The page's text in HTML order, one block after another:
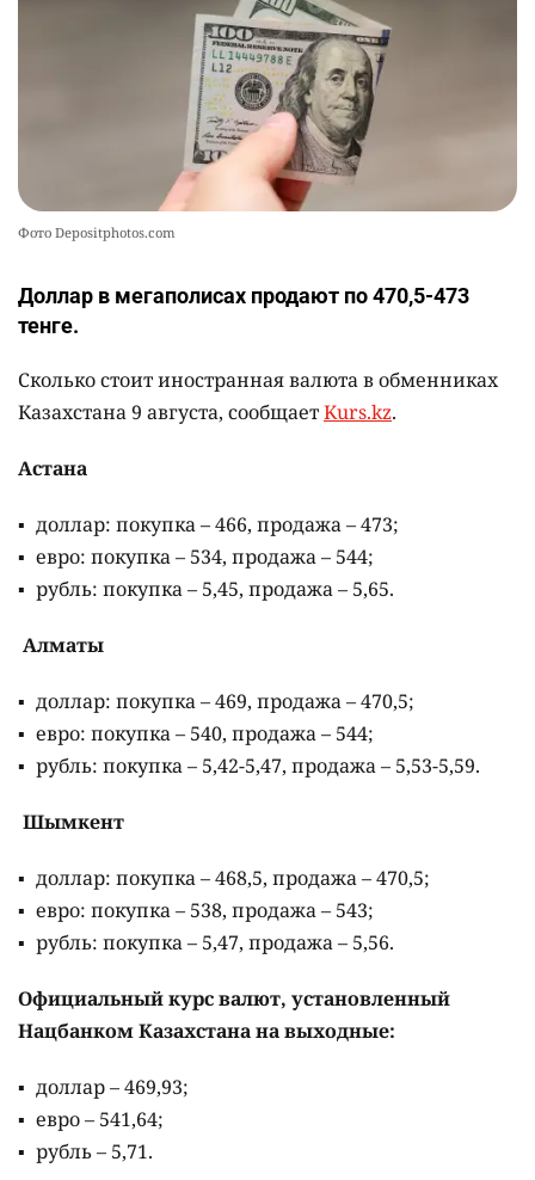
Жителя Костанайской области осудили за
установку Sim-Box
0 25
Фото Depositphotos.com
Доллар в мегаполисах продают по 470,5-473
тенге.
Сколько стоит иностранная валюта в обменниках
Казахстана 9 августа, сообщаетKurs.kz.
Астана
доллар: покупка – 466, продажа – 473;
евро: покупка – 534, продажа – 544;
рубль: покупка – 5,45, продажа – 5,65.
Алматы
доллар: покупка – 469, продажа – 470,5;
евро: покупка – 540, продажа – 544;
рубль: покупка – 5,42-5,47, продажа – 5,53-5,59.
Шымкент
доллар: покупка – 468,5, продажа – 470,5;
евро: покупка – 538, продажа – 543;
рубль: покупка – 5,47, продажа – 5,56.
Официальный курс валют, установленный
Нацбанком Казахстана на выходные:
доллар – 469,93;
евро – 541,64;
рубль – 5,71.